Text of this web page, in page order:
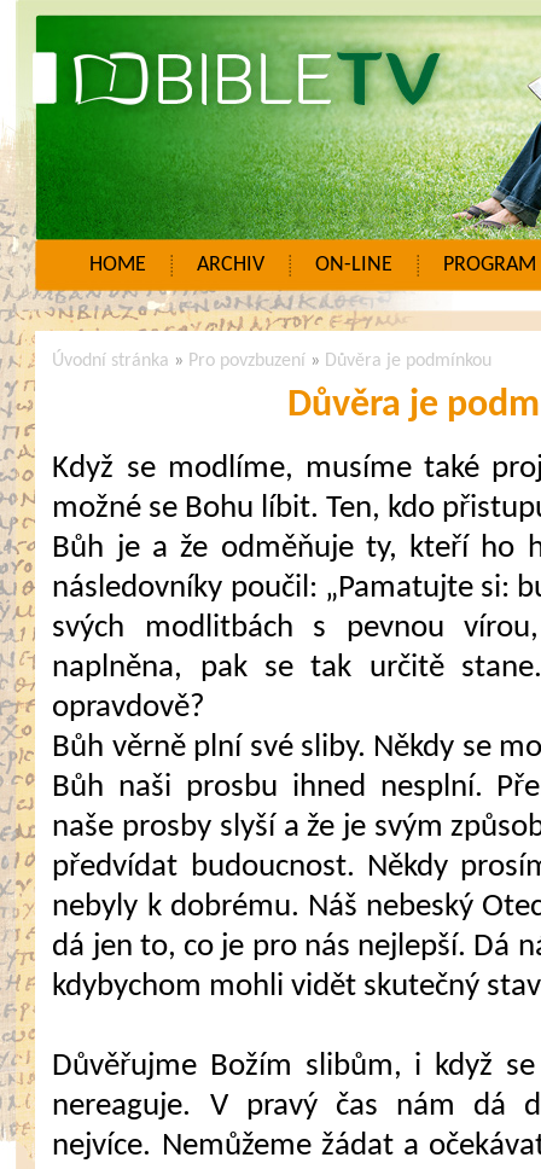
HOME ARCHIV ON-LINE PROGRAM
Úvodní stránka » Pro povzbuzení » Důvěra je podmínkou
Důvěra je
Když se modlíme, musíme také
možné se Bohu líbit. Ten, kdo
Bůh je a že odměňuje ty, kteří ho
následovníky poučil: „Pamatujte si:
svých modlitbách s pevnou
naplněna, pak se tak určitě
opravdově?
Bůh věrně plní své sliby. Někdy se
Bůh naši prosbu ihned nesplní.
naše prosby slyší a že je svým
předvídat budoucnost. Někdy
nebyly k dobrému. Náš nebeský
dá jen to, co je pro nás nejlepší. Dá
kdybychom mohli vidět skutečný
Důvěřujme Božím slibům, i když
nereaguje. V pravý čas nám dá
nejvíce. Nemůžeme žádat a